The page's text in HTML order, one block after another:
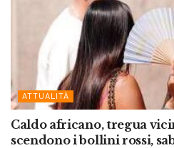
ATTUALITÀ
Caldo africano, tregua
scendono i bollini rossi,